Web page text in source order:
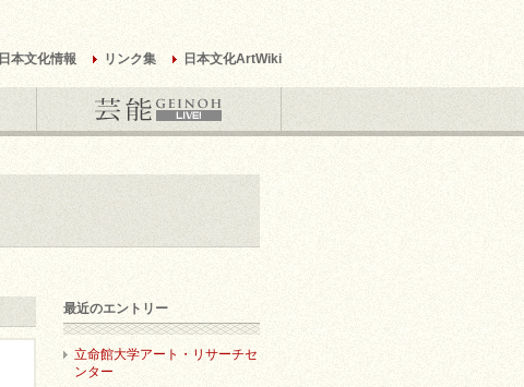
日本文化情報 リンク集 日本文化ArtWiki
最近のエントリー
立命館大学アート・リサーチセ
ンター